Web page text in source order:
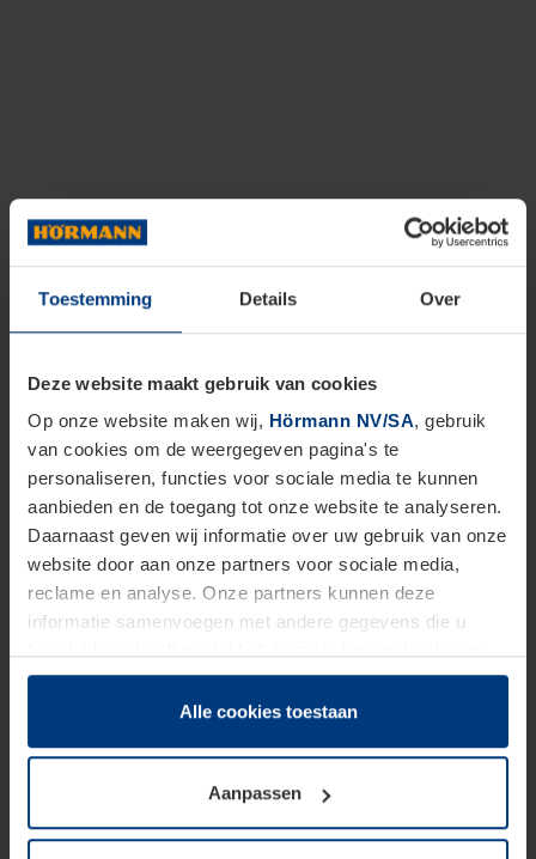
Toestemming Details Over
Deze website maakt gebruik van cookies
Op onze website maken wij, Hörmann NV/SA, gebruik
van cookies om de weergegeven pagina's te
personaliseren, functies voor sociale media te kunnen
aanbieden en de toegang tot onze website te analyseren.
Daarnaast geven wij informatie over uw gebruik van onze
website door aan onze partners voor sociale media,
reclame en analyse. Onze partners kunnen deze
informatie samenvoegen met andere gegevens die u
hun diensten hebben verzameld.
Juridisch hebben wij het recht om cookies op uw
van deze pagina's absoluut vereist is. Voor alle andere
soorten cookies is uw toestemming benodigd. Uw
toestemming kunt u op elk moment bij de uitleg van de
Alle cookies toestaan
Aanpassen